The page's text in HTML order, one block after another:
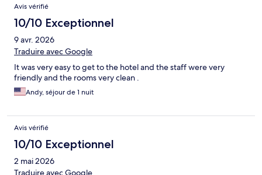
Avis vérifié
10/10 Exceptionnel
9 avr. 2026
Traduire avec Google
It was very easy to get to the hotel and the staff were very
friendly and the rooms very clean .
Andy, séjour de 1 nuit
Avis vérifié
10/10 Exceptionnel
2 mai 2026
Traduire avec Google